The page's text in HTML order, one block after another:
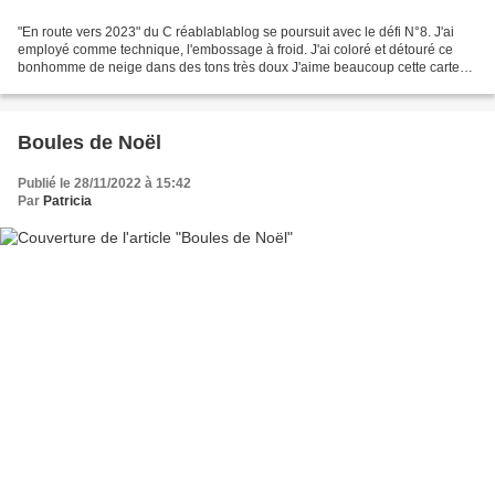
"En route vers 2023" du C réablablablog se poursuit avec le défi N°8. J'ai
employé comme technique, l'embossage à froid. J'ai coloré et détouré ce
bonhomme de neige dans des tons très doux J'aime beaucoup cette carte
Boules de Noël
Publié le 28/11/2022 à 15:42
Par Patricia